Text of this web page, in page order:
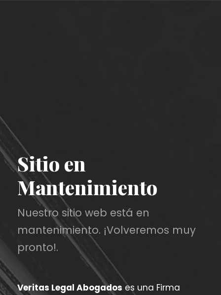
Sitio en
Mantenimiento
Nuestro sitio web está en
mantenimiento. ¡Volveremos muy
pronto!.
Veritas Legal Abogados es una Firma